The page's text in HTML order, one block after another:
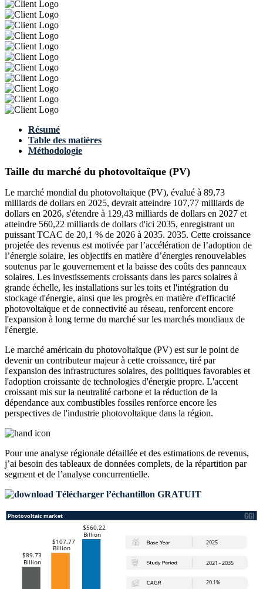
Résumé
Table des matières
Méthodologie
Taille du marché du photovoltaïque (PV)
Le marché mondial du photovoltaïque (PV), évalué à 89,73
milliards de dollars en 2025, devrait atteindre 107,77 milliards de
dollars en 2026, s'étendre à 129,43 milliards de dollars en 2027 et
atteindre 560,22 milliards de dollars d'ici 2035, enregistrant un
puissant TCAC de 20,1 % de 2026 à 2035. 2035. Cette croissance
projetée des revenus est motivée par l’accélération de l’adoption de
l’énergie solaire, les objectifs en matière d’énergies renouvelables
soutenus par le gouvernement et la baisse des coûts des panneaux
solaires. Les investissements croissants dans les parcs solaires à
grande échelle, les installations sur les toits et l'intégration du
stockage d'énergie, ainsi que les progrès en matière d'efficacité
photovoltaïque et de connectivité au réseau, renforcent encore
l'expansion à long terme du marché sur les marchés mondiaux de
l'énergie.
Le marché américain du photovoltaïque (PV) est sur le point de
devenir un contributeur majeur à cette croissance, tiré par
l'expansion des infrastructures solaires, des politiques favorables et
l'adoption croissante de technologies d'énergie propre. L'accent
croissant mis sur la neutralité carbone et la réduction de la
dépendance aux combustibles fossiles renforce encore les
perspectives de l'industrie photovoltaïque dans la région.
Pour une analyse régionale détaillée et des estimations de revenus,
j’ai besoin des tableaux de données complets, de la répartition par
segment et de l’analyse concurrentielle.
Télécharger l’échantillon GRATUIT